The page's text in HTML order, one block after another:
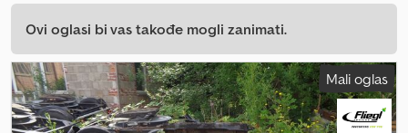
Ovi oglasi bi vas takođe mogli zanimati.
Mali oglas